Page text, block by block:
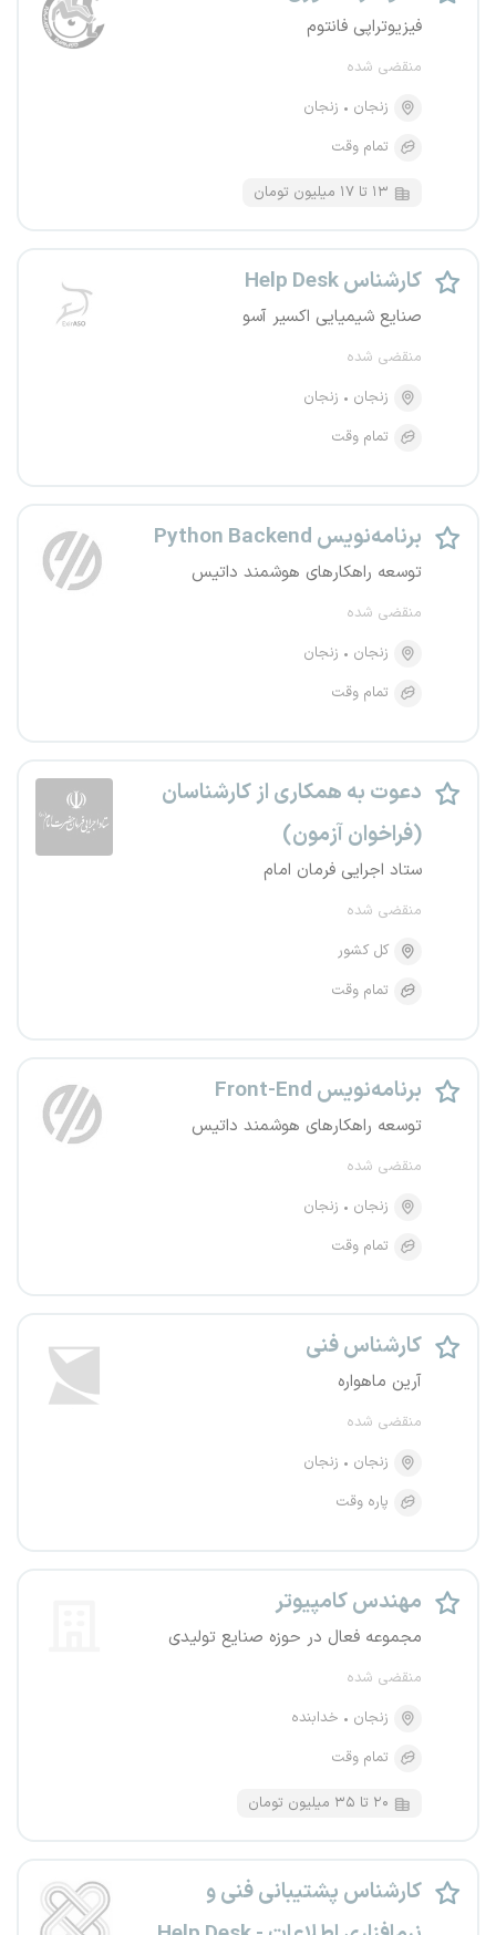
فیزیوتراپی فانتوم
منقضی شده
زنجان
زنجان
تمام وقت
۱۳ تا ۱۷ میلیون تومان
کارشناس Help Desk
صنایع شیمیایی اکسیر آسو
منقضی شده
زنجان
زنجان
تمام وقت
برنامه‌نویس Python Backend
توسعه راهکارهای هوشمند داتیس
منقضی شده
زنجان
زنجان
تمام وقت
دعوت به همکاری از کارشناسان
(فراخوان آزمون)
ستاد اجرایی فرمان امام
منقضی شده
کل کشور
تمام وقت
برنامه‌نویس Front-End
توسعه راهکارهای هوشمند داتیس
منقضی شده
زنجان
زنجان
تمام وقت
کارشناس فنی
آرین ماهواره
منقضی شده
زنجان
زنجان
پاره وقت
مهندس کامپیوتر
مجموعه فعال در حوزه صنایع تولیدی
منقضی شده
زنجان
خدابنده
تمام وقت
۲۰ تا ۳۵ میلیون تومان
کارشناس پشتیبانی فنی و